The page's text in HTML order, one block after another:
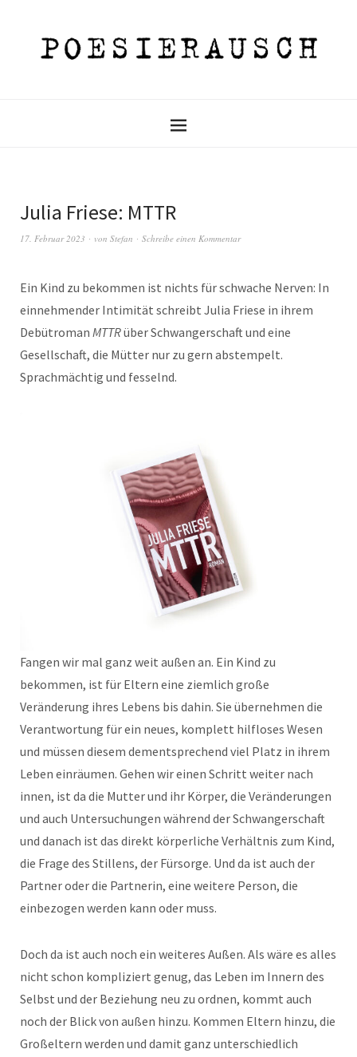
Julia Friese: MTTR
17. Februar 2023 von Stefan Schreibe einen Kommentar
Ein Kind zu bekommen ist nichts für schwache Nerven: In
einnehmender Intimität schreibt Julia Friese in ihrem
Debütroman MTTRüber Schwangerschaft und eine
Gesellschaft, die Mütter nur zu gern abstempelt.
Sprachmächtig und fesselnd.
Fangen wir mal ganz weit außen an. Ein Kind zu
bekommen, ist für Eltern eine ziemlich große
Veränderung ihres Lebens bis dahin. Sie übernehmen die
Verantwortung für ein neues, komplett hilfloses Wesen
und müssen diesem dementsprechend viel Platz in ihrem
Leben einräumen. Gehen wir einen Schritt weiter nach
innen, ist da die Mutter und ihr Körper, die Veränderungen
und auch Untersuchungen während der Schwangerschaft
und danach ist das direkt körperliche Verhältnis zum Kind,
die Frage des Stillens, der Fürsorge. Und da ist auch der
Partner oder die Partnerin, eine weitere Person, die
einbezogen werden kann oder muss.
Doch da ist auch noch ein weiteres Außen. Als wäre es alles
nicht schon kompliziert genug, das Leben im Innern des
Selbst und der Beziehung neu zu ordnen, kommt auch
noch der Blick von außen hinzu. Kommen Eltern hinzu, die
Großeltern werden und damit ganz unterschiedlich